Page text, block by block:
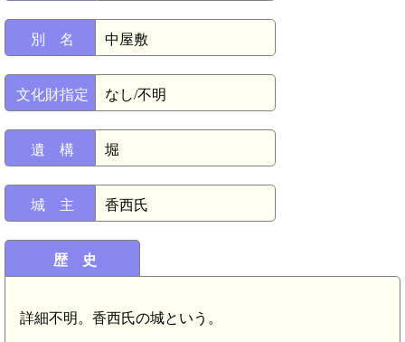
別 名 中屋敷
文化財指定 なし/不明
遺 構 堀
城 主 香西氏
歴 史
詳細不明。香西氏の城という。